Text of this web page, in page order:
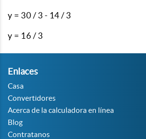
y = 30 / 3 - 14 / 3
y = 16 / 3
Enlaces
Casa
Convertidores
Acerca de la calculadora en línea
Blog
Contratanos